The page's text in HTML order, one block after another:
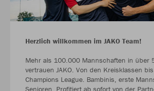
Herzlich willkommen im JAKO Team!
Mehr als 100.000 Mannschaften in über
vertrauen JAKO. Von den Kreisklassen
Champions League. Bambinis, erste
Senioren. Profitiert ab sofort von der